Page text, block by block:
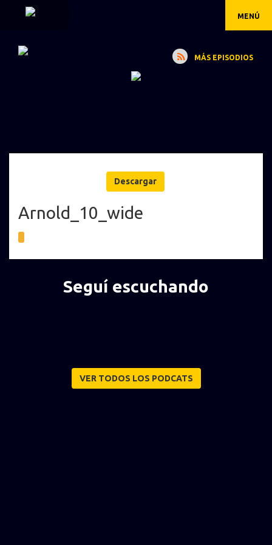
MENÚ
MÁS EPISODIOS
Descargar
Arnold_10_wide
Seguí escuchando
VER TODOS LOS PODCATS